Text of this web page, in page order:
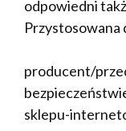
odpowiedni
Przystosowana
producent/
sklepu-